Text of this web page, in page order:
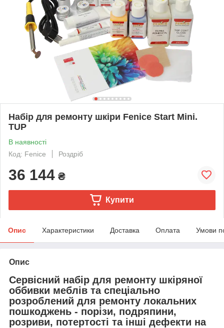
Набір для ремонту шкіри Fenice Start Mini.
TUP
В наявності
Код: Fenice
Роздріб
36 144 ₴
Купити
Опис Характеристики Доставка Оплата Умови
Опис
Сервісний набір для ремонту шкіряної
оббивки меблів та спеціально
розроблений для ремонту локальних
пошкоджень - порізи, подряпини,
розриви, потертості та інші дефекти на